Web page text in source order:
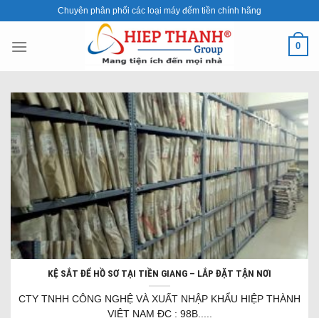
content
Chuyên phân phối các loại máy đếm tiền chính hãng
0
KỆ SẮT ĐỂ HỒ SƠ TẠI TIỀN GIANG – LẮP ĐẶT TẬN NƠI
CTY TNHH CÔNG NGHỆ VÀ XUẤT NHẬP KHẨU HIỆP THÀNH
VIỆT NAM ĐC : 98B.....